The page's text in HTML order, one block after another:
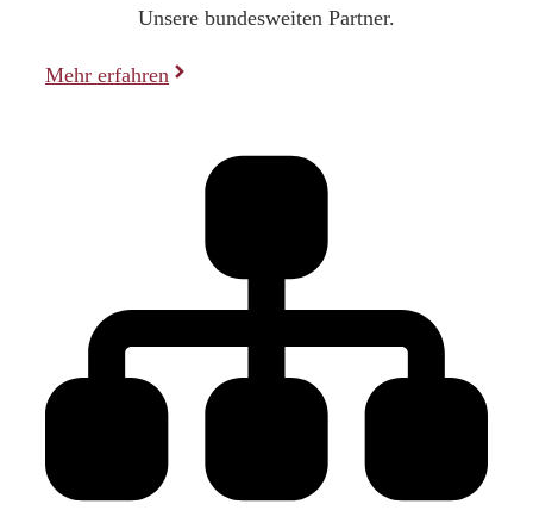
Unsere bundesweiten Partner.
Mehr erfahren